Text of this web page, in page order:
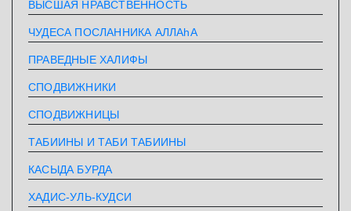
ВЫСШАЯ НРАВСТВЕННОСТЬ
ЧУДЕСА ПОСЛАННИКА АЛЛАhА
ПРАВЕДНЫЕ ХАЛИФЫ
СПОДВИЖНИКИ
СПОДВИЖНИЦЫ
ТАБИИНЫ И ТАБИ ТАБИИНЫ
КАСЫДА БУРДА
ХАДИС-УЛЬ-КУДСИ